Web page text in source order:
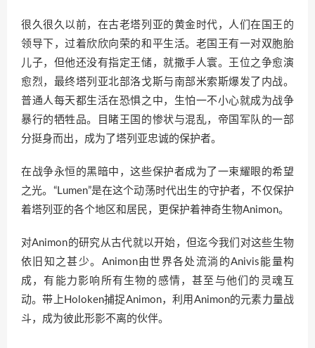
很久很久以前，在古老塔列亚的黄金时代，人们在国王的
领导下，过着欣欣向荣的和平生活。老国王有一对双胞胎
儿子，但他还没有指定王储，就撒手人寰。王位之争愈演
愈烈，最终塔列亚北部洛戈斯与南部米索斯爆发了内战。
普通人每天都生活在恐惧之中，生怕一不小心就成为战争
暴行的牺牲品。目睹王国的惨状与混乱，帝国军队的一部
分挺身而出，成为了塔列亚忠诚的保护者。
在战争永恒的黑暗中，这些保护者成为了一束耀眼的希望
之光。“Lumen”是在这个动荡时代出生的守护者，不仅保护
着塔列亚的各个地区和居民，更保护着神奇生物Animon。
对Animon的研究从古代就以开始，但迄今我们对这些生物
依旧知之甚少。Animon由世界各处流淌的Anivis能量构
成，有能力影响所有生物的感情，甚至与他们的灵魂互
动。带上Holoken捕捉Animon，利用Animon的元素力量战
斗，成为彼此形影不离的伙伴。